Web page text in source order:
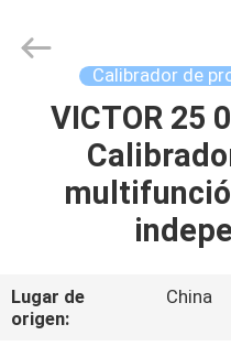
HOGAR
PRODUCTOS
NOSOTROS
CO.,LTD.
Calibrador de
VICTOR 25
Lugar de
origen:
China